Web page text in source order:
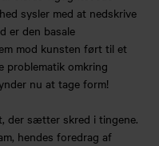
sysler med at nedskrive
er den basale
mod kunsten ført til et
problematik omkring
nu at tage form!
der sætter skred i tingene.
hendes foredrag af